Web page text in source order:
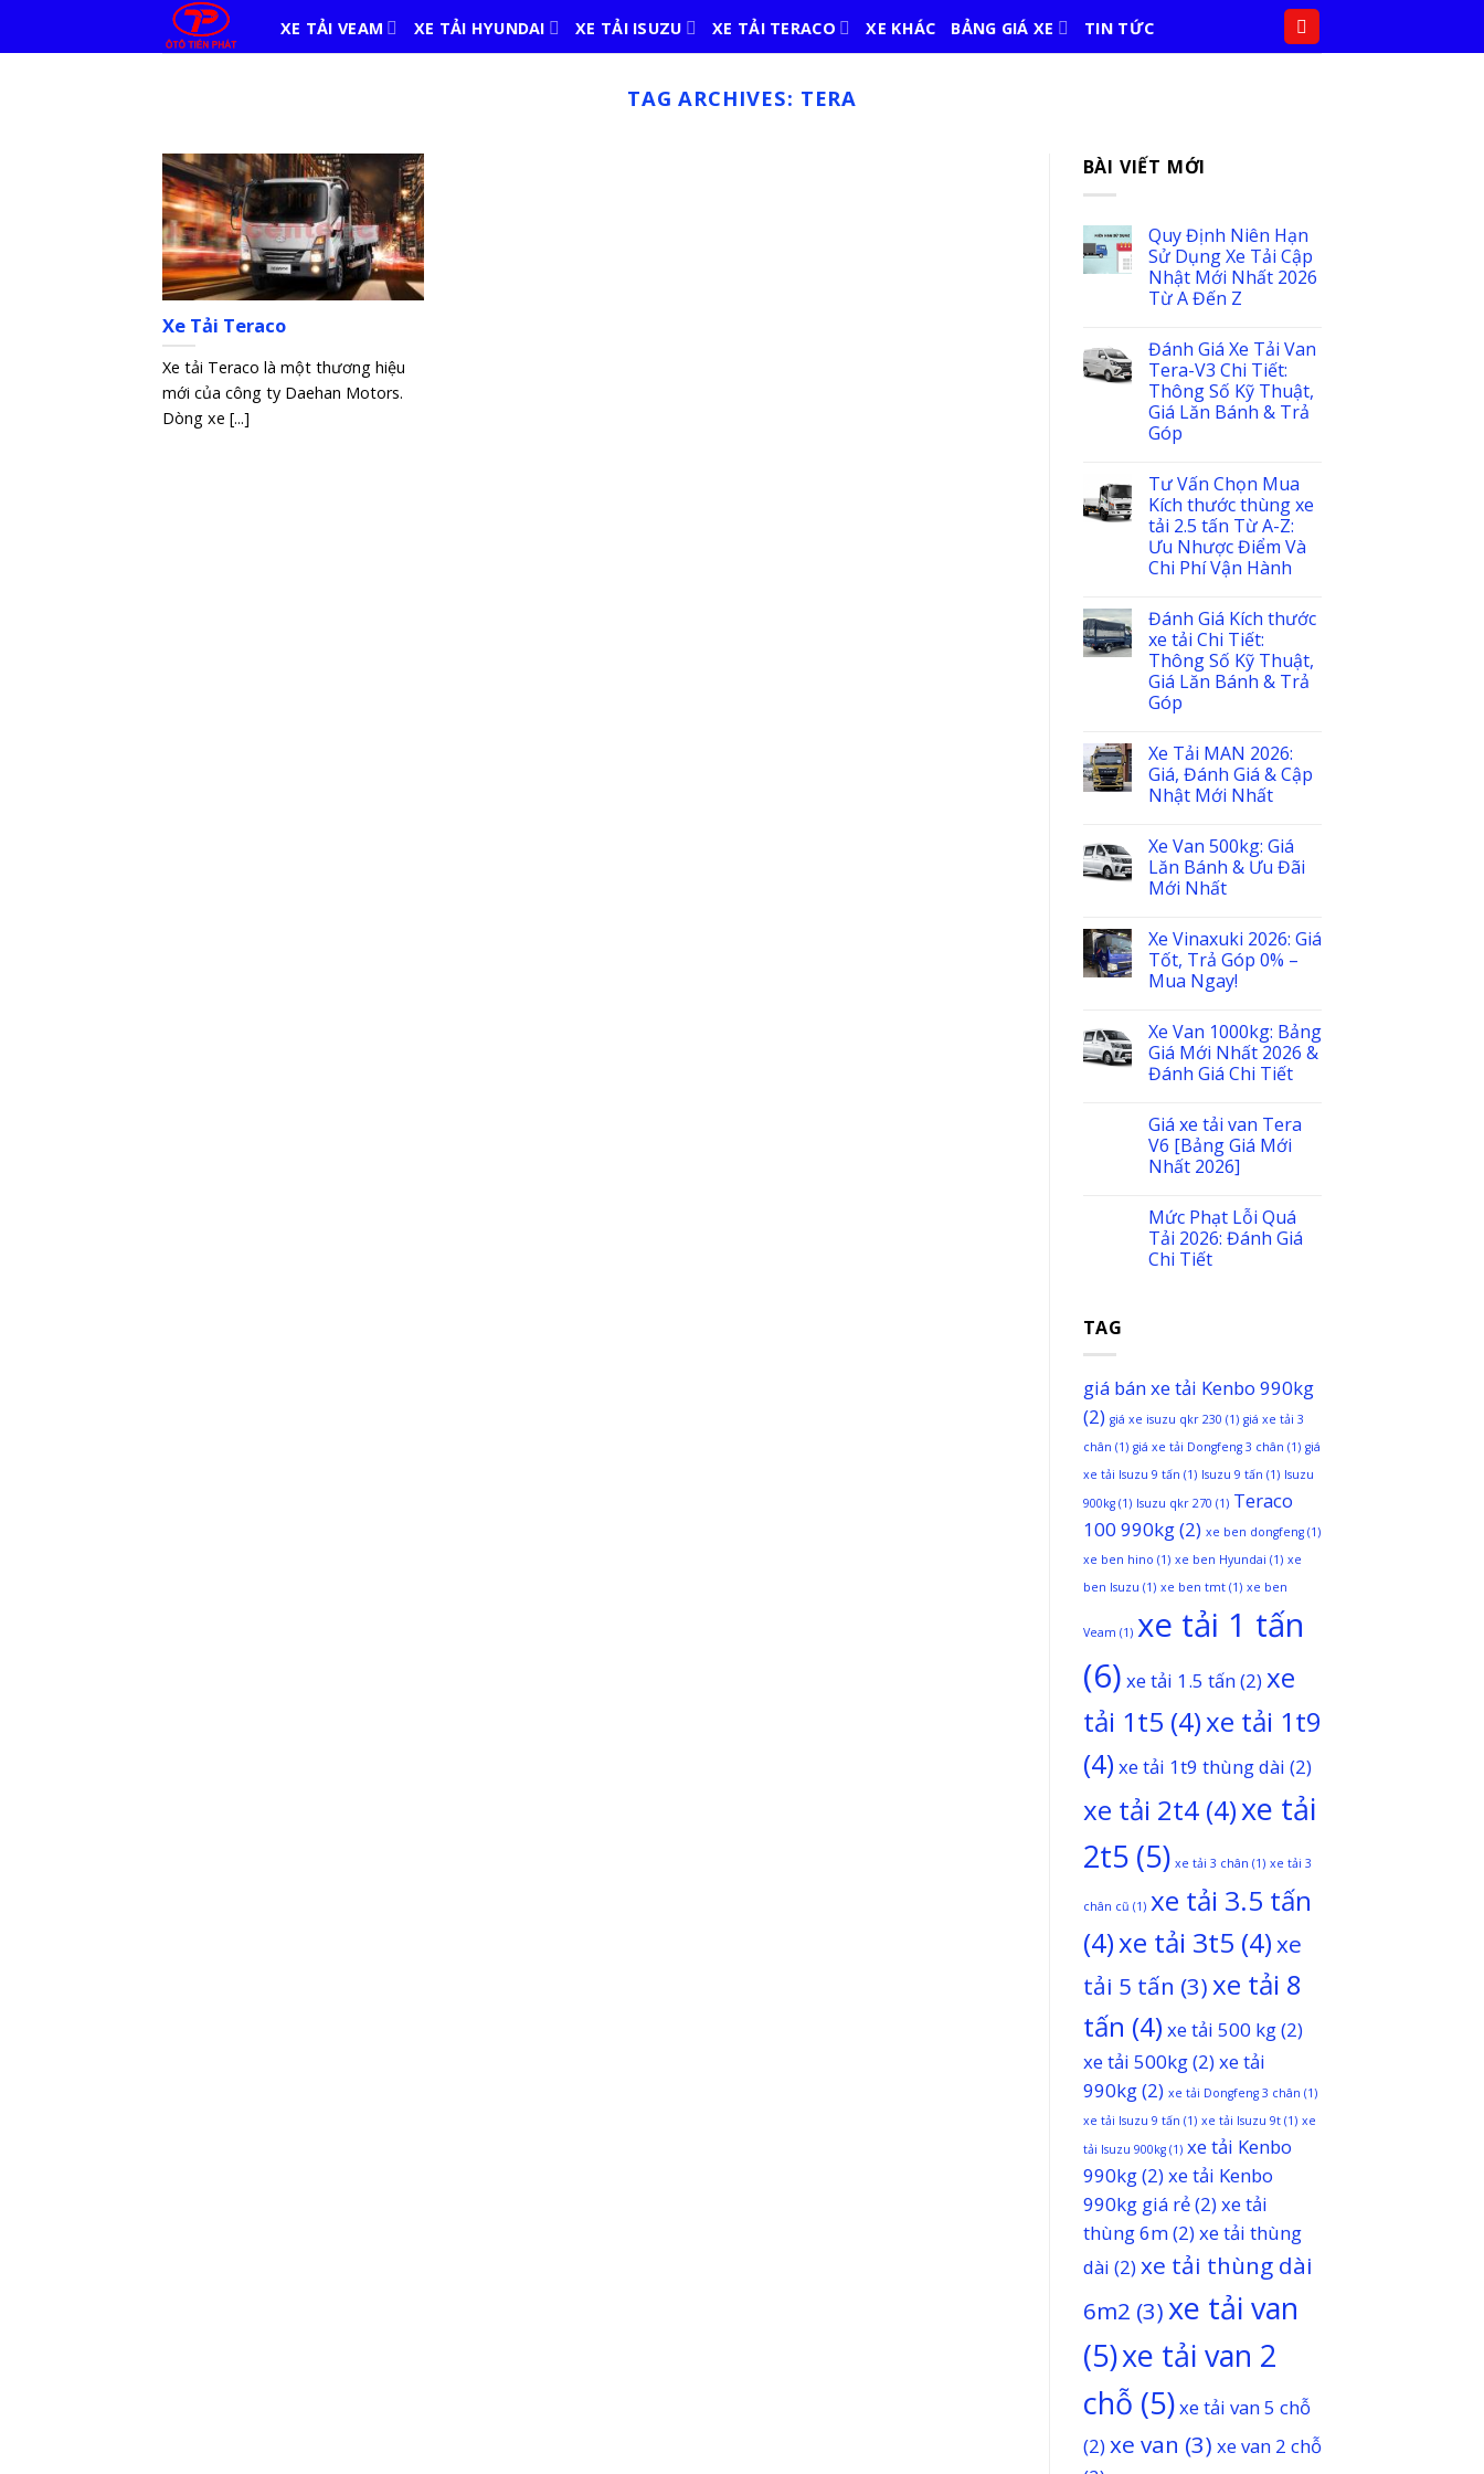
XE TẢI VEAM XE TẢI HYUNDAI XE TẢI ISUZU XE TẢI TERACO XE KHÁC BẢNG GIÁ XE TIN TỨC
TAG ARCHIVES: TERA
Xe Tải Teraco
Xe tải Teraco là một thương hiệu
mới của công ty Daehan Motors.
Dòng xe [...]
BÀI VIẾT MỚI
Quy Định Niên Hạn
Sử Dụng Xe Tải Cập
Nhật Mới Nhất 2026
Từ A Đến Z
Đánh Giá Xe Tải Van
Tera-V3 Chi Tiết:
Thông Số Kỹ Thuật,
Giá Lăn Bánh & Trả
Góp
Tư Vấn Chọn Mua
Kích thước thùng xe
tải 2.5 tấn Từ A-Z:
Ưu Nhược Điểm Và
Chi Phí Vận Hành
Đánh Giá Kích thước
xe tải Chi Tiết:
Thông Số Kỹ Thuật,
Giá Lăn Bánh & Trả
Góp
Xe Tải MAN 2026:
Giá, Đánh Giá & Cập
Nhật Mới Nhất
Xe Van 500kg: Giá
Lăn Bánh & Ưu Đãi
Mới Nhất
Xe Vinaxuki 2026: Giá
Tốt, Trả Góp 0% –
Mua Ngay!
Xe Van 1000kg: Bảng
Giá Mới Nhất 2026 &
Đánh Giá Chi Tiết
Giá xe tải van Tera
V6 [Bảng Giá Mới
Nhất 2026]
Mức Phạt Lỗi Quá
Tải 2026: Đánh Giá
Chi Tiết
TAG
giá bán xe tải Kenbo 990kg
(2) giá xe isuzu qkr 230 (1) giá xe tải 3
chân (1) giá xe tải Dongfeng 3 chân (1) giá
xe tải Isuzu 9 tấn (1) Isuzu 9 tấn (1) Isuzu
900kg(1) Isuzu qkr 270 (1) Teraco
100 990kg(2) xe ben dongfeng(1)
xe ben hino (1) xe ben Hyundai (1) xe
ben Isuzu (1) xe ben tmt(1) xe ben
Veam (1) xe tải 1 tấn
(6) xe tải 1.5 tấn(2) xe
tải 1t5 (4)xe tải 1t9
(4) xe tải 1t9 thùng dài (2)
xe tải 2t4(4)xe tải
2t5(5) xe tải 3 chân (1) xe tải 3
chân cũ (1) xe tải 3.5 tấn
(4)xe tải 3t5 (4)xe
tải 5 tấn (3)xe tải 8
tấn (4) xe tải 500 kg(2)
xe tải 500kg(2) xe tải
990kg(2) xe tải Dongfeng 3 chân (1)
xe tải Isuzu 9 tấn (1) xe tải Isuzu 9t(1) xe
tải Isuzu 900kg(1) xe tải Kenbo
990kg(2) xe tải Kenbo
990kg giá rẻ(2) xe tải
thùng 6m(2) xe tải thùng
dài (2) xe tải thùng dài
6m2 (3)xe tải van
(5)xe tải van 2
chỗ (5)xe tải van 5 chỗ
(2) xe van (3) xe van 2 chỗ